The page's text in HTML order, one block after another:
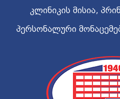
კლინიკის მისია,
პერსონალური